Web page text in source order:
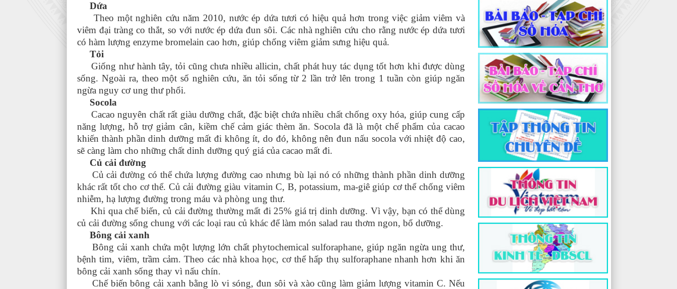
Dứa
Theo một nghiên cứu năm 2010, nước ép dứa tươi có hiệu quả hơn trong việc giảm viêm và
viêm đại tràng co thắt, so với nước ép dứa đun sôi. Các nhà nghiên cứu cho rằng nước ép dứa tươi
có hàm lượng enzyme bromelain cao hơn, giúp chống viêm giảm sưng hiệu quả.
Tỏi
Giống như hành tây, tỏi cũng chưa nhiều allicin, chất phát huy tác dụng tốt hơn khi được dùng
sống. Ngoài ra, theo một số nghiên cứu, ăn tỏi sống từ 2 lần trở lên trong 1 tuần còn giúp ngăn
ngừa nguy cơ ung thư phổi.
Socola
Cacao nguyên chất rất giàu dưỡng chất, đặc biệt chứa nhiều chất chống oxy hóa, giúp cung cấp
năng lượng, hỗ trợ giảm cân, kiềm chế cảm giác thèm ăn. Socola đã là một chế phẩm của cacao
khiến thành phần dinh dưỡng mất đi không ít, do đó, không nên đun nấu socola với nhiệt độ cao,
sẽ càng làm cho những chất dinh dưỡng quý giá của cacao mất đi.
Củ cải đường
Củ cải đường có thể chứa lượng đường cao nhưng bù lại nó có những thành phần dinh dưỡng
khác rất tốt cho cơ thể. Củ cải đường giàu vitamin C, B, potassium, ma-giê giúp cơ thể chống viêm
nhiễm, hạ lượng đường trong máu và phòng ung thư.
Khi qua chế biến, củ cải đường thường mất đi 25% giá trị dinh dưỡng. Vì vậy, bạn có thể dùng
củ cải đường sống chung với các loại rau củ khác để làm món salad rau thơm ngon, bổ dưỡng.
Bông cải xanh
Bông cải xanh chứa một lượng lớn chất phytochemical sulforaphane, giúp ngăn ngừa ung thư,
bệnh tim, viêm, trầm cảm. Theo các nhà khoa học, cơ thể hấp thụ sulforaphane nhanh hơn khi ăn
bông cải xanh sống thay vì nấu chín.
Chế biến bông cải xanh bằng lò vi sóng, đun sôi và xào cũng làm giảm lượng vitamin C. Nếu